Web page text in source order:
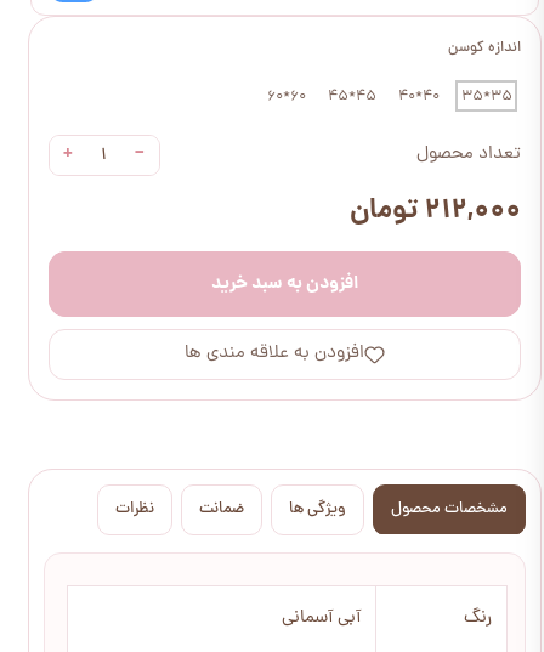
اندازه کوسن
35*35
40*40
45*45
60*60
تعداد محصول −
+
۲۱۲,۰۰۰ تومان
افزودن به سبد خرید
افزودن به علاقه مندی ها
مشخصات محصول ویژگی ها ضمانت نظرات
رنگ آبی آسمانی